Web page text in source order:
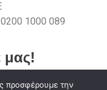
1000 089
μας!
προσφέρουμε την